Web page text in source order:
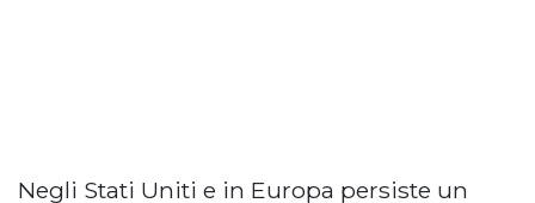
Negli Stati Uniti e in Europa persiste un